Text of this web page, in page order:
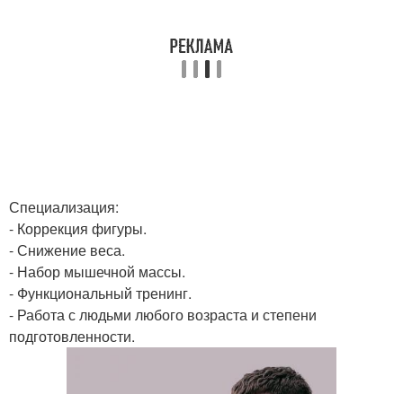
Специализация:
- Коррекция фигуры.
- Снижение веса.
- Набор мышечной массы.
- Функциональный тренинг.
- Работа с людьми любого возраста и степени
подготовленности.